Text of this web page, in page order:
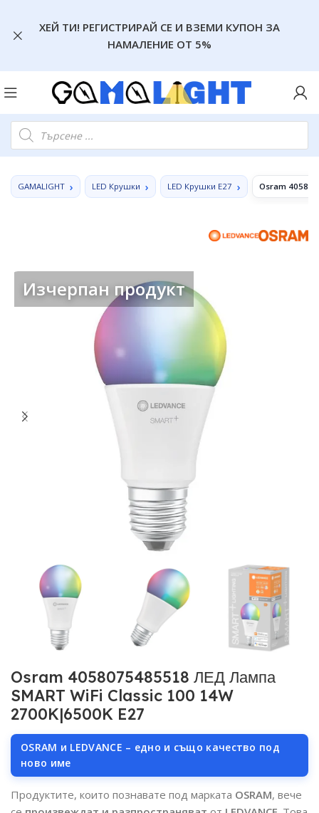
GAMALIGHT LED Крушки LED Крушки E27 Osram
Изчерпан продукт
Osram 4058075485518 ЛЕД Лампа
SMART WiFi Classic 100 14W
2700K|6500K E27
OSRAM и LEDVANCE – едно и също качество под
ново име
Продуктите, които познавате под марката OSRAM, вече
ХЕЙ ТИ! РЕГИСТРИРАЙ СЕ И ВЗЕМИ КУПОН ЗА
НАМАЛЕНИЕ ОТ 5%